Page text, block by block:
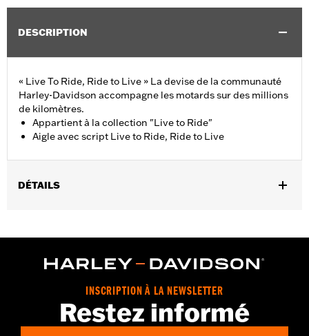
DESCRIPTION
« Live To Ride, Ride to Live » La devise de la communauté
Harley-Davidson accompagne les motards sur des millions
de kilomètres.
Appartient à la collection "Live to Ride"
Aigle avec script Live to Ride, Ride to Live
DÉTAILS
Dans la boîte:Trappe d’embrayage et matériel de montage en
,,,,,,,,,,,,,,,,,,,,,,,,,,,,,,,,,,,,,,,,,,,,,,,,,,,,,,,,,,,,,,,,,
INSCRIPTION À LA NEWSLETTER
Restez informé